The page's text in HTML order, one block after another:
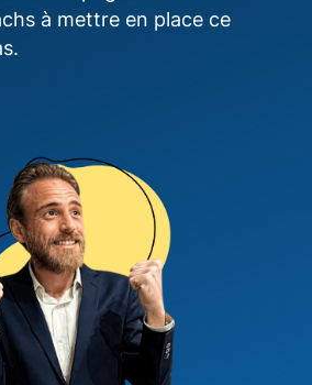
à mettre en place ce